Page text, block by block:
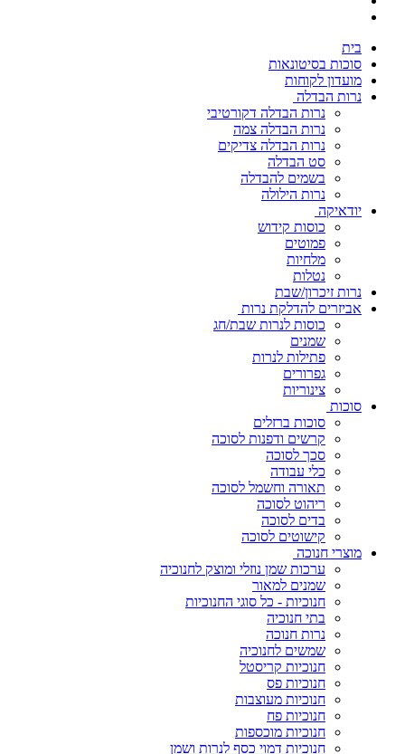
בית
סוכות בסיטונאות
מועדון לקוחות
נרות הבדלה
נרות הבדלה דקורטיבי
נרות הבדלה צמה
נרות הבדלה צדיקים
סט הבדלה
בשמים להבדלה
נרות הילולה
יודאיקה
כוסות קידוש
פמוטים
מלחיות
נטלות
נרות זיכרון/שבת
אביזרים להדלקת נרות
כוסות לנרות שבת/חג
שמנים
פתילות לנרות
גפרורים
צינוריות
סוכות
סוכות ברזלים
קרשים ודפנות לסוכה
סכך לסוכה
כלי עבודה
תאורה וחשמל לסוכה
ריהוט לסוכה
בדים לסוכה
קישוטים לסוכה
מוצרי חנוכה
ערכות שמן נוזלי ומוצק לחנוכיה
שמנים למאור
חנוכיות - כל סוגי החנוכיות
בתי חנוכיה
נרות חנוכה
שמשים לחנוכיה
חנוכיות קריסטל
חנוכיות פס
חנוכיות מעוצבות
חנוכיות פח
חנוכיות מוכספות
חנוכיות דמוי כסף לנרות ושמן